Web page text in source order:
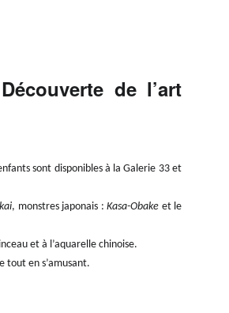
de l’art
sont disponibles à la Galerie 33 et
, monstres japonais :Kasa-Obake et le
et à l’aquarelle chinoise.
tout en s’amusant.